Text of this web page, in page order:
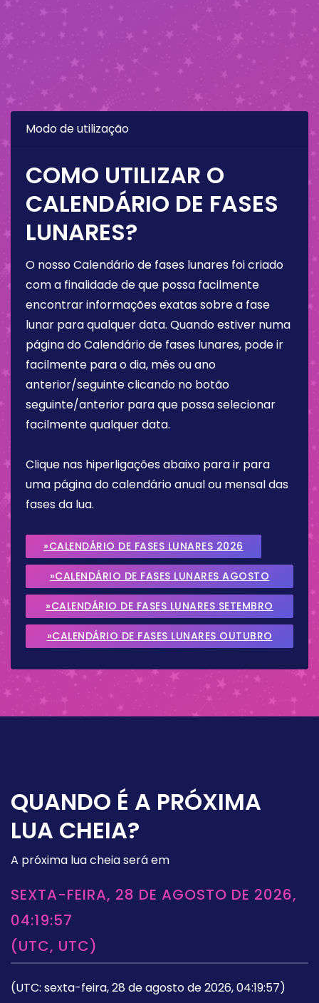
Modo de utilização
COMO UTILIZAR O
CALENDÁRIO DE FASES
LUNARES?
O nosso Calendário de fases lunares foi criado
com a finalidade de que possa facilmente
encontrar informações exatas sobre a fase
lunar para qualquer data. Quando estiver numa
página do Calendário de fases lunares, pode ir
facilmente para o dia, mês ou ano
anterior/seguinte clicando no botão
seguinte/anterior para que possa selecionar
facilmente qualquer data.
Clique nas hiperligações abaixo para ir para
uma página do calendário anual ou mensal das
fases da lua.
»CALENDÁRIO DE FASES LUNARES 2026
»CALENDÁRIO DE FASES LUNARES AGOSTO
2026
»CALENDÁRIO DE FASES LUNARES SETEMBRO
2026
»CALENDÁRIO DE FASES LUNARES OUTUBRO
QUANDO É A PRÓXIMA
LUA CHEIA?
A próxima lua cheia será em
SEXTA-FEIRA, 28 DE AGOSTO DE 2026,
04:19:57
(UTC, UTC)
(UTC: sexta-feira, 28 de agosto de 2026, 04:19:57)